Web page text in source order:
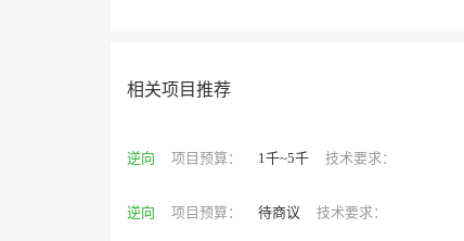
相关项目推荐
逆向 项目预算： 1千~5千 技术要求：
逆向 项目预算： 待商议 技术要求：